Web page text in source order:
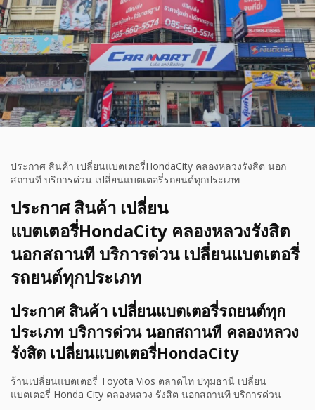
ประกาศ สินค้า เปลี่ยนแบตเตอรี่HondaCity คลองหลวงรังสิต นอก
สถานที บริการด่วน เปลี่ยนแบตเตอรี่รถยนต์ทุกประเภท
ประกาศ สินค้า เปลี่ยน
แบตเตอรี่HondaCity คลองหลวงรังสิต
นอกสถานที บริการด่วน เปลี่ยนแบตเตอรี่
รถยนต์ทุกประเภท
ประกาศ สินค้า เปลี่ยนแบตเตอรี่รถยนต์ทุก
ประเภท บริการด่วน นอกสถานที คลองหลวง
รังสิต เปลี่ยนแบตเตอรี่HondaCity
ร้านเปลี่ยนแบตเตอรี่ Toyota Vios ตลาดไท ปทุมธานี เปลี่ยน
แบตเตอรี่ Honda City คลองหลวง รังสิต นอกสถานที บริการด่วน